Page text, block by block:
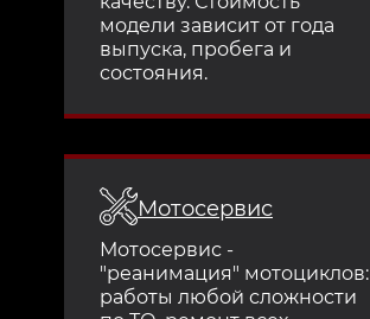
модели зависит от года
выпуска, пробега и
состояния.
Мотосервис
Мотосервис -
"реанимация" мотоциклов:
работы любой сложности